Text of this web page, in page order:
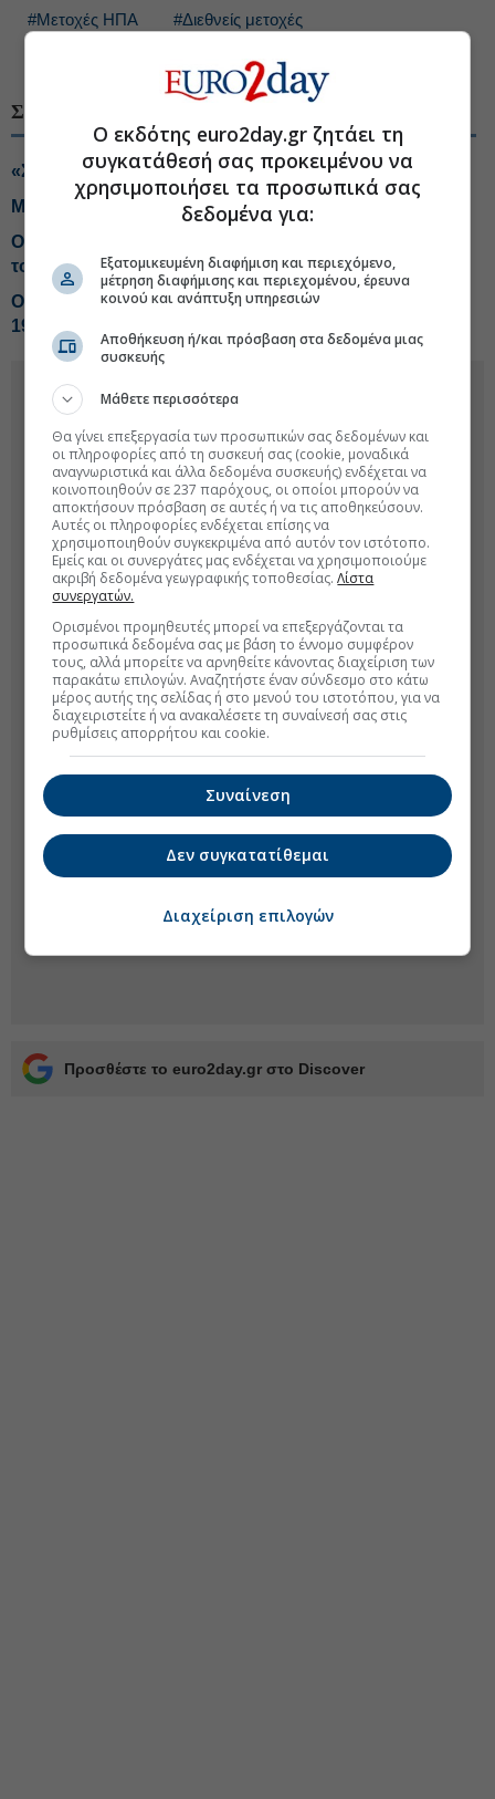
#Μετοχές ΗΠΑ #Διεθνείς μετοχές
ΣΧΕΤΙΚΑ ΘΕΜΑΤΑ
«Σήμα» από BofA για έξοδο από τα risky assets
Μύθοι και πραγματικότητα για το short selling
Οι επενδυτές επιστρέφουν στις ευρω-μετοχές, αλλάζει
το story
O Mr. Big Short προειδοποιεί για κραχ αντίστοιχο του
1987
Προσθέστε το euro2day.gr στο Discover
Ο εκδότης euro2day.gr ζητάει τη
συγκατάθεσή σας προκειμένου να
χρησιμοποιήσει τα προσωπικά σας
δεδομένα για:
Εξατομικευμένη διαφήμιση και περιεχόμενο,
μέτρηση διαφήμισης και περιεχομένου, έρευνα
κοινού και ανάπτυξη υπηρεσιών
Αποθήκευση ή/και πρόσβαση στα δεδομένα μιας
συσκευής
Μάθετε περισσότερα
Θα γίνει επεξεργασία των προσωπικών σας δεδομένων και
οι πληροφορίες από τη συσκευή σας (cookie, μοναδικά
αναγνωριστικά και άλλα δεδομένα συσκευής) ενδέχεται να
κοινοποιηθούν σε 237 παρόχους, οι οποίοι μπορούν να
αποκτήσουν πρόσβαση σε αυτές ή να τις αποθηκεύσουν.
Αυτές οι πληροφορίες ενδέχεται επίσης να
χρησιμοποιηθούν συγκεκριμένα από αυτόν τον ιστότοπο.
Εμείς και οι συνεργάτες μας ενδέχεται να χρησιμοποιούμε
ακριβή δεδομένα γεωγραφικής τοποθεσίας.Λίστα
συνεργατών.
Ορισμένοι προμηθευτές μπορεί να επεξεργάζονται τα
προσωπικά δεδομένα σας με βάση το έννομο συμφέρον
τους, αλλά μπορείτε να αρνηθείτε κάνοντας διαχείριση των
παρακάτω επιλογών. Αναζητήστε έναν σύνδεσμο στο κάτω
μέρος αυτής της σελίδας ή στο μενού του ιστοτόπου, για να
διαχειριστείτε ή να ανακαλέσετε τη συναίνεσή σας στις
ρυθμίσεις απορρήτου και cookie.
Συναίνεση
Δεν συγκατατίθεμαι
Διαχείριση επιλογών